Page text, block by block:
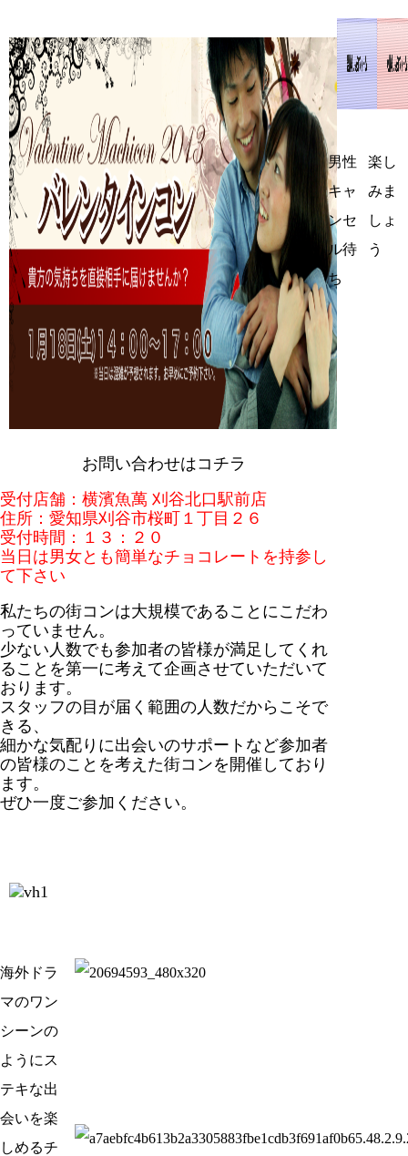
男性
キャ
ンセ
ル待
ち
楽し
みま
しょ
う
お問い合わせはコチラ
受付店舗：横濱魚萬 刈谷北口駅前店
住所：愛知県刈谷市桜町１丁目２６
受付時間：１３：２０
当日は男女とも簡単なチョコレートを持参し
て下さい
私たちの街コンは大規模であることにこだわ
っていません。
少ない人数でも参加者の皆様が満足してくれ
ることを第一に考えて企画させていただいて
おります。
スタッフの目が届く範囲の人数だからこそで
きる、
細かな気配りに出会いのサポートなど参加者
の皆様のことを考えた街コンを開催しており
ます。
ぜひ一度ご参加ください。
海外ドラ
マのワン
シーンの
ようにス
テキな出
会いを楽
しめるチ